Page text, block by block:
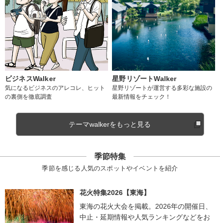
ビジネスWalker
気になるビジネスのアレコレ、ヒット
の裏側を徹底調査
星野リゾートWalker
星野リゾートが運営する多彩な施設の
最新情報をチェック！
テーマwalkerをもっと見る
季節特集
季節を感じる人気のスポットやイベントを紹介
花火特集2026【東海】
東海の花火大会を掲載。2026年の開催日、
中止・延期情報や人気ランキングなどをお